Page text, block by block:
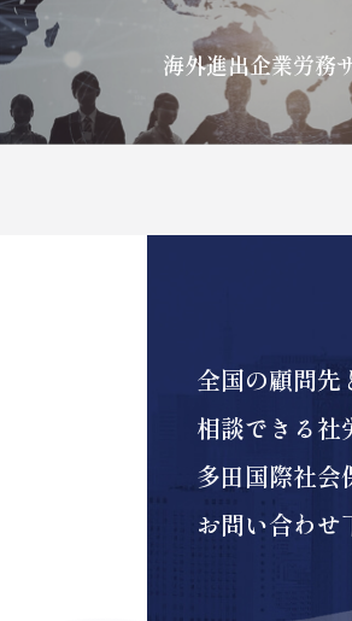
海外進出企業労務
全国の顧問先
相談できる社
多田国際社会
お問い合わせ